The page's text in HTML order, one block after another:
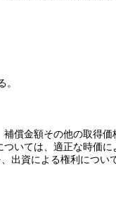
償金額その他の取得価
いては、適正な時価に
出資による権利につい